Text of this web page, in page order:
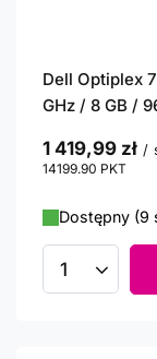
Dell Optiplex
GHz / 8 GB /
1 419,99 zł /
14199.90 PKT
Dostępny (9
Ilość